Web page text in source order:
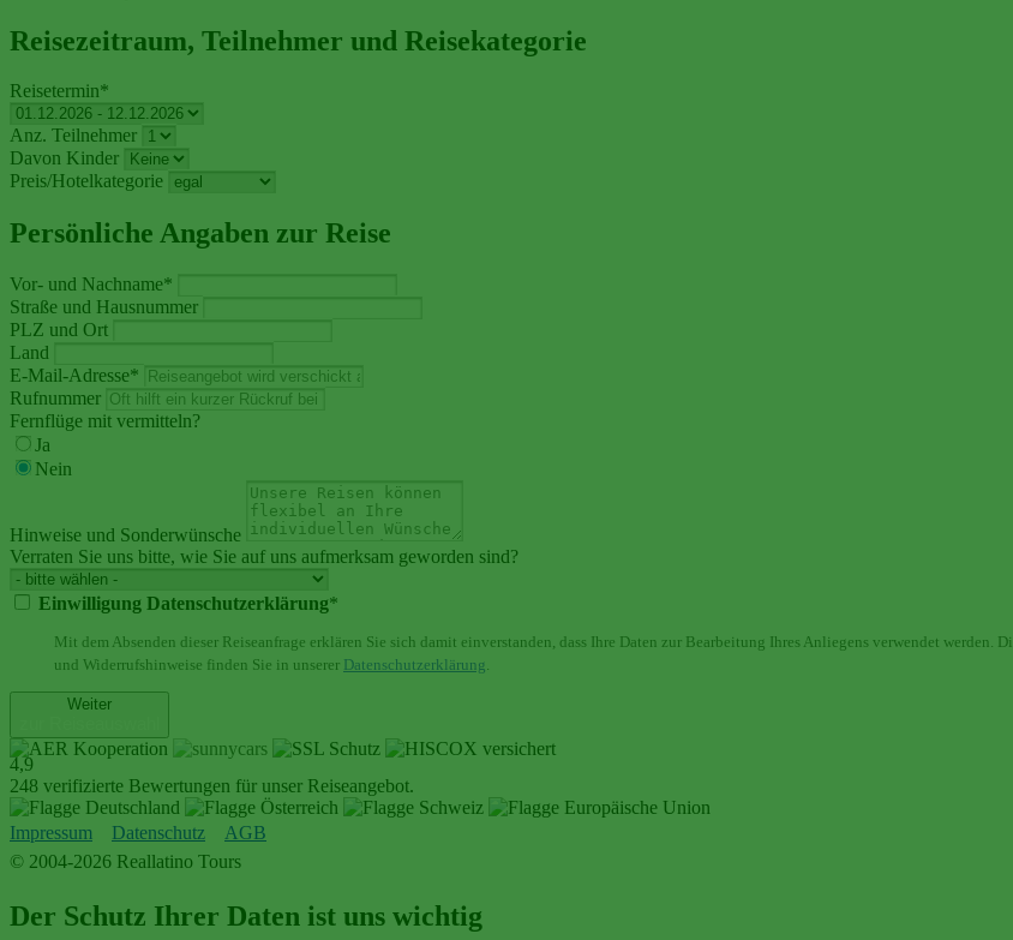
Reisezeitraum, Teilnehmer und Reisekategorie
Reisetermin*
Anz. Teilnehmer
Davon Kinder
Preis/Hotelkategorie
Persönliche Angaben zur Reise
Vor- und Nachname*
Straße und Hausnummer
PLZ und Ort
Land
E-Mail-Adresse*
Rufnummer
Fernflüge mit vermitteln?
Ja
Nein
Hinweise und Sonderwünsche
Verraten Sie uns bitte, wie Sie auf uns aufmerksam geworden sind?
Einwilligung Datenschutzerklärung*
Mit dem Absenden dieser Reiseanfrage erklären Sie sich damit einverstanden, dass Ihre Daten zur Bearbeitung Ihres Anliegens verwendet
und Widerrufshinweise finden Sie in unserer Datenschutzerklärung.
Weiter
4,9
248 verifizierte Bewertungen für unser Reiseangebot.
Impressum Datenschutz
AGB
© 2004-2026 Reallatino Tours
Der Schutz Ihrer Daten ist uns wichtig